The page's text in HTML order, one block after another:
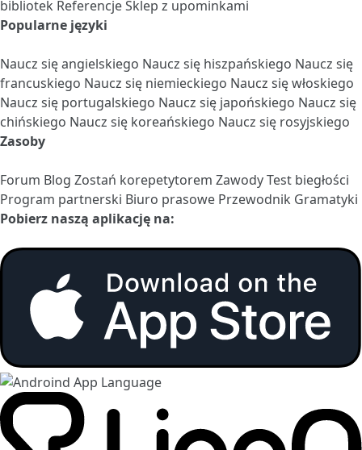
bibliotek ReferencjeSklep z upominkami
Popularne języki
Naucz się angielskiego Naucz się hiszpańskiego Naucz się
francuskiego Naucz się niemieckiego Naucz się włoskiego
Naucz się portugalskiego Naucz się japońskiego Naucz się
chińskiego Naucz się koreańskiego Naucz się rosyjskiego
Zasoby
Forum Blog Zostań korepetytorem ZawodyTest biegłości
Program partnerski Biuro prasowe Przewodnik Gramatyki
Pobierz naszą aplikację na: